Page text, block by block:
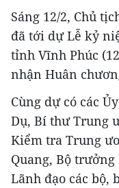
Sáng 12/2, Chủ
đã tới dự Lễ kỷ
tỉnh Vĩnh Phúc
nhận Huân
Cùng dự có các
Dụ, Bí thư Trung
Kiểm tra Trung
Quang, Bộ
Lãnh đạo các bộ,